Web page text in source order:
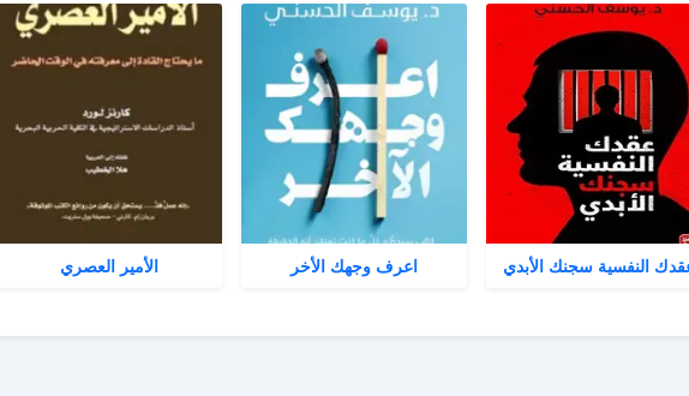
النفسية سجنك الأبدي اعرف وجهك الأخر الأمير العصري